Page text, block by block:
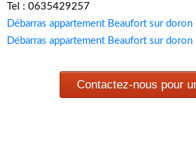
Tel : 0635429257
Débarras appartement Beaufort sur
Débarras appartement Beaufort sur
Contactez-nous pour